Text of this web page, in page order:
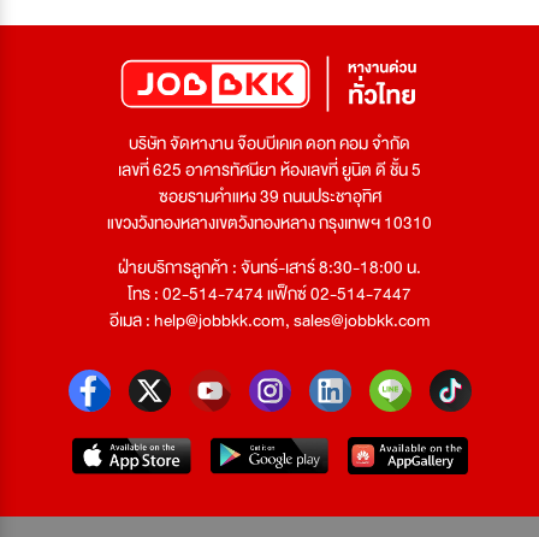
บริษัท จัดหางาน จ๊อบบีเคเค ดอท คอม จำกัด
เลขที่ 625 อาคารทัศนียา ห้องเลขที่ ยูนิต ดี ชั้น 5
ซอยรามคำแหง 39 ถนนประชาอุทิศ
แขวงวังทองหลางเขตวังทองหลาง กรุงเทพฯ 10310
ฝ่ายบริการลูกค้า : จันทร์-เสาร์ 8:30-18:00 น.
โทร : 02-514-7474 แฟ็กซ์ 02-514-7447
อีเมล :help@jobbkk.com,sales@jobbkk.com